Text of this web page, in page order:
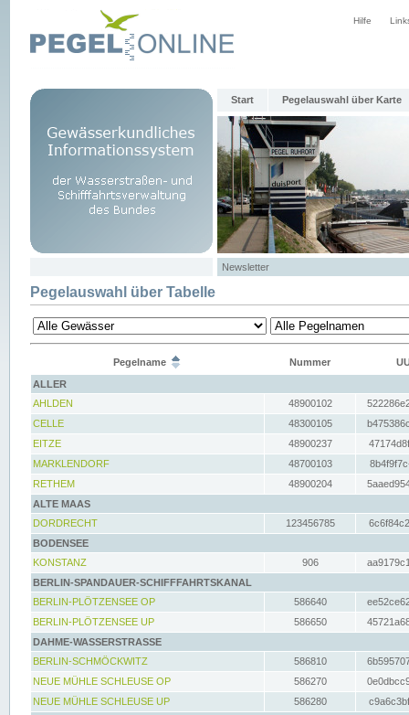
Hilfe
Start Pegelauswahl über Karte
Newsletter
Pegelauswahl über Tabelle
Pegelname Nummer
ALLER
AHLDEN
48900102
CELLE
48300105
EITZE
48900237
MARKLENDORF
48700103
RETHEM
48900204
ALTE MAAS
DORDRECHT
123456785
BODENSEE
KONSTANZ
906
BERLIN-SPANDAUER-SCHIFFFAHRTSKANAL
BERLIN-PLÖTZENSEE OP
586640
BERLIN-PLÖTZENSEE UP
586650
DAHME-WASSERSTRASSE
BERLIN-SCHMÖCKWITZ
586810
NEUE MÜHLE SCHLEUSE OP
586270
NEUE MÜHLE SCHLEUSE UP
586280